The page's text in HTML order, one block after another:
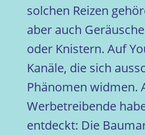
solchen Reizen
aber auch
oder Knistern. Auf
Kanäle, die sich
Phänomen widmen.
Werbetreibende
entdeckt: Die